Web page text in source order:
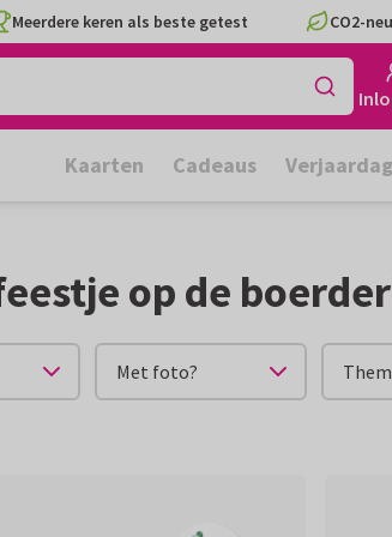
Meerdere keren als beste getest CO2-
Kaarten Cadeaus Verjaardag
op de
Met foto?